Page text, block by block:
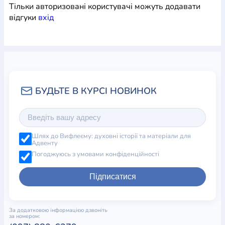
Тільки авторизовані користувачі можуть додавати
відгуки вхiд
Шлях до Вифлеєму: духовні історії та матеріали для
Адвенту
Погоджуюсь з умовами конфіденційності
Підписатися
За додатковою інформацією дзвоніть
за номером: